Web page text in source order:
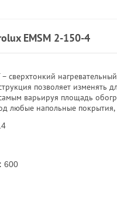
EMSM 2-150-4
– сверхтонкий
позволяет изменять
варьируя площадь
любые напольные
600